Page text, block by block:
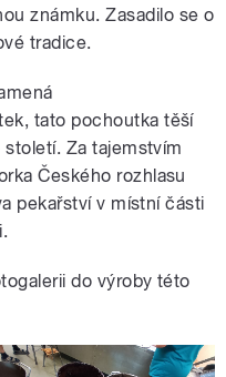
známku. Zasadilo se o
tradice.
tato pochoutka těší
Za tajemstvím
Českého rozhlasu
pekařství v místní části
do výroby této